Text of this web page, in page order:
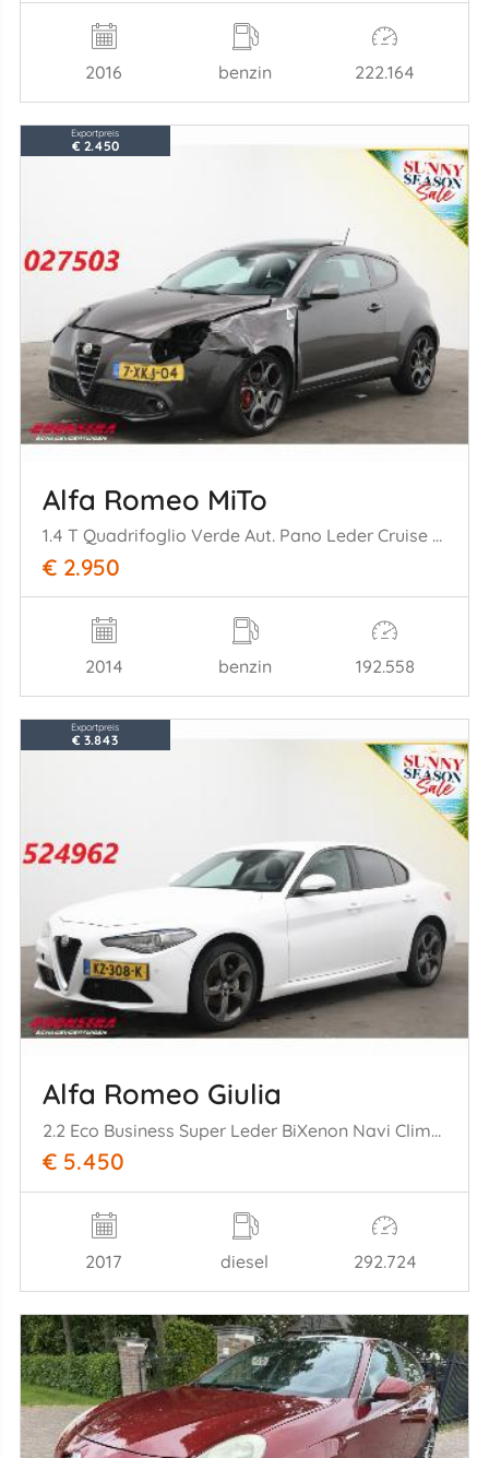
2016 benzin 222.164
Exportpreis
€ 2.450
Alfa Romeo MiTo
1.4 T Quadrifoglio Verde Aut. Pano Leder Cruise SHZ
€ 2.950
2014 benzin 192.558
Exportpreis
€ 3.843
Alfa Romeo Giulia
2.2 Eco Business Super Leder BiXenon Navi Clima Cruise Camera
€ 5.450
2017 diesel 292.724